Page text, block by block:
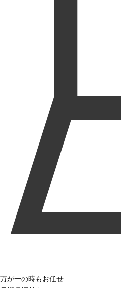
万が一の時もお任せ